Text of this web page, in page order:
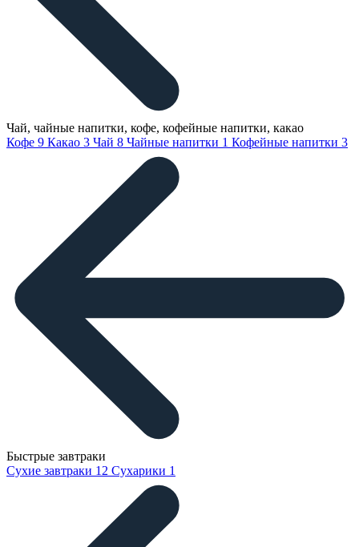
Чай, чайные напитки, кофе, кофейные напитки, какао
Кофе 9 Какао 3 Чай 8 Чайные напитки 1 Кофейные напитки 3
Быстрые завтраки
Сухие завтраки 12 Сухарики 1